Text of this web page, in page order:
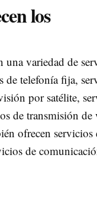
los
una variedad de
de telefonía fija,
por satélite,
de transmisión de
ofrecen servicios
de